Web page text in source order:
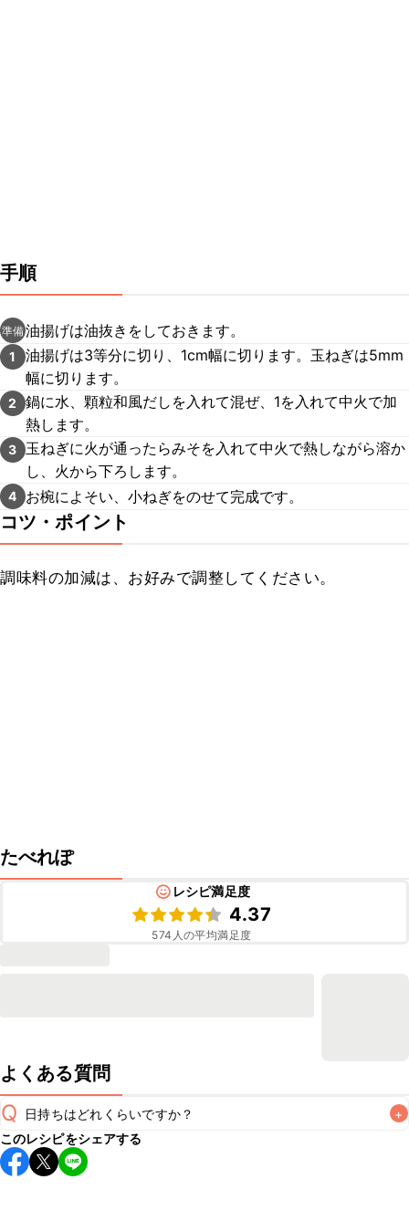
手順
準備油揚げは油抜きをしておきます。
1
油揚げは3等分に切り、1cm幅に切ります。玉ねぎは5mm
幅に切ります。
2
鍋に水、顆粒和風だしを入れて混ぜ、1を入れて中火で加
熱します。
3
玉ねぎに火が通ったらみそを入れて中火で熱しながら溶か
し、火から下ろします。
4 お椀によそい、小ねぎをのせて完成です。
コツ・ポイント
調味料の加減は、お好みで調整してください。
たべれぽ
レシピ満足度
4.37
574 人の平均満足度
よくある質問
Q 日持ちはどれくらいですか？ +
保存期間は冷蔵で翌日中が目安です。なるべくお早めにお召
し上がりください。
このレシピをシェアする